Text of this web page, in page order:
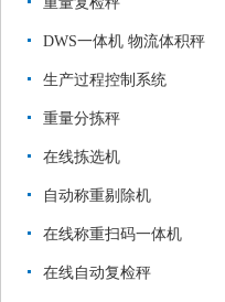
DWS一体机 物流体积秤
生产过程控制系统
重量分拣秤
在线拣选机
自动称重剔除机
在线称重扫码一体机
在线自动复检秤